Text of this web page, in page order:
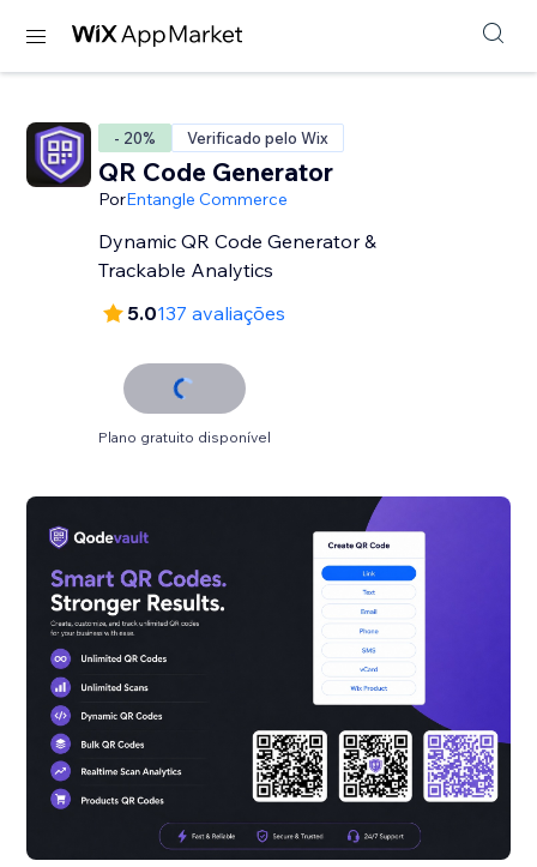
- 20% Verificado pelo Wix
QR Code Generator
PorEntangle Commerce
Dynamic QR Code Generator &
Trackable Analytics
5.0137 avaliações
Plano gratuito disponível